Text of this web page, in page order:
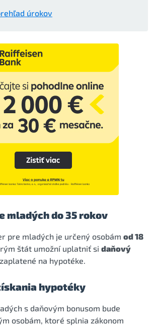
úrokov
mladých do 35 rokov
pre mladých je určený osobám od 18
štát umožní uplatniť si daňový
na hypotéke.
hypotéky
s daňovým bonusom bude
osobám, ktoré splnia zákonom